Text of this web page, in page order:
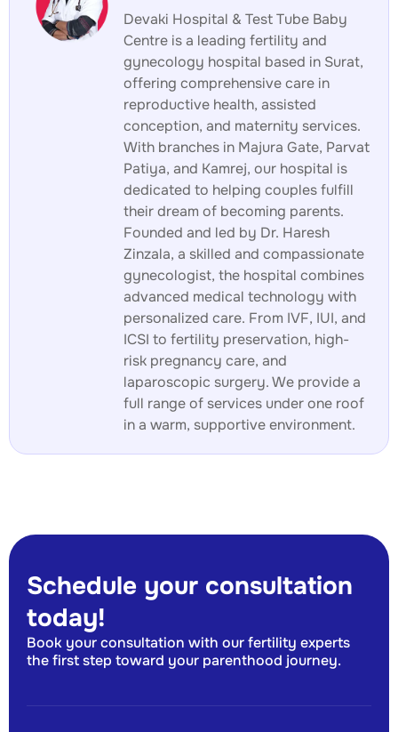
Devaki Hospital & Test Tube Baby
Centre is a leading fertility and
gynecology hospital based in Surat,
offering comprehensive care in
reproductive health, assisted
conception, and maternity services.
With branches in Majura Gate, Parvat
Patiya, and Kamrej, our hospital is
dedicated to helping couples fulfill
their dream of becoming parents.
Founded and led by Dr. Haresh
Zinzala, a skilled and compassionate
gynecologist, the hospital combines
advanced medical technology with
personalized care. From IVF, IUI, and
ICSI to fertility preservation, high-
risk pregnancy care, and
laparoscopic surgery. We provide a
full range of services under one roof
in a warm, supportive environment.
Schedule your consultation
today!
Book your consultation with our fertility experts
the first step toward your parenthood journey.